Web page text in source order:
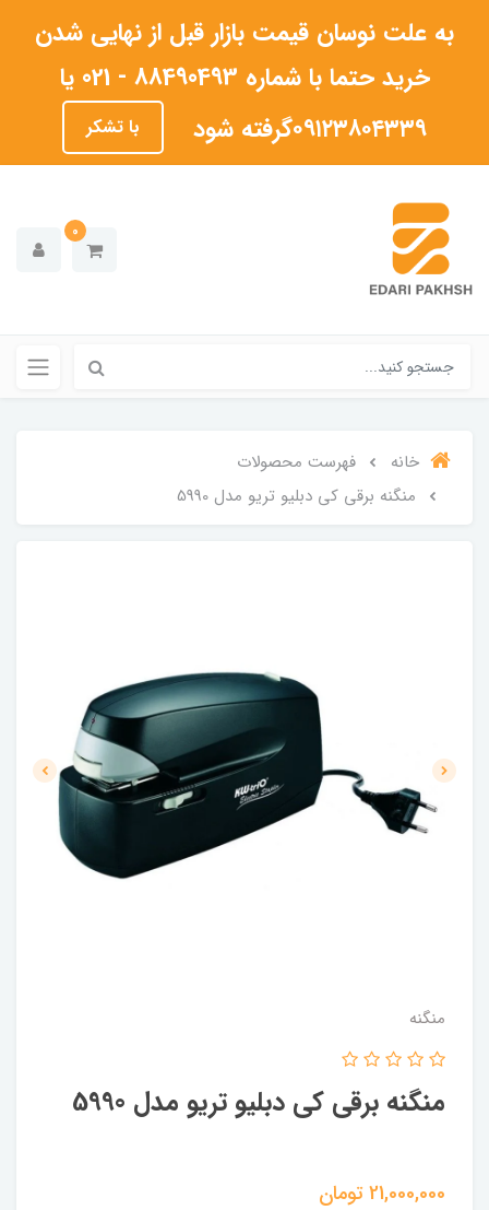
به علت نوسان قیمت بازار قبل از نهایی شدن
خرید حتما با شماره 88490493 - 021 یا
۰۹۱۲۳۸۰۴۳۳۹گرفته شود
با تشکر
0
خانه
فهرست محصولات
منگنه برقی کی دبلیو تریو مدل 5990
منگنه
منگنه برقی کی دبلیو تریو مدل 5990
21,000,000تومان